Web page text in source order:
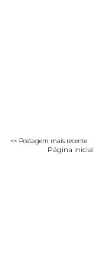
<< Postagem mais recente
Página inicial